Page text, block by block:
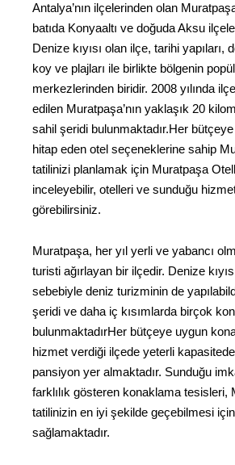
Antalya’nın ilçelerinden olan
batıda Konyaaltı ve doğuda Aksu
Denize kıyısı olan ilçe, tarihi yapıları,
koy ve plajları ile birlikte bölgenin
merkezlerinden biridir. 2008 yılında
edilen Muratpaşa’nın yaklaşık 20
sahil şeridi bulunmaktadır.Her
hitap eden otel seçeneklerine sahip
tatilinizi planlamak için Muratpaşa
inceleyebilir, otelleri ve sunduğu
görebilirsiniz.
Muratpaşa, her yıl yerli ve yabancı
turisti ağırlayan bir ilçedir. Denize
sebebiyle deniz turizminin de
şeridi ve daha iç kısımlarda birçok
bulunmaktadırHer bütçeye uygun
hizmet verdiği ilçede yeterli
pansiyon yer almaktadır. Sunduğu
farklılık gösteren konaklama tesisleri,
tatilinizin en iyi şekilde geçebilmesi
sağlamaktadır.